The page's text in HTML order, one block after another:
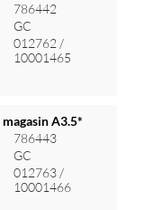
for at se priser
786442
GC
012762 /
10001465
for at se priser
A3.5*
786443
GC
012763 /
10001466